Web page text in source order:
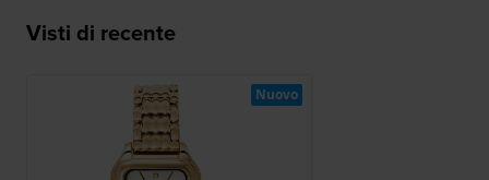
Visti di recente
Nuovo